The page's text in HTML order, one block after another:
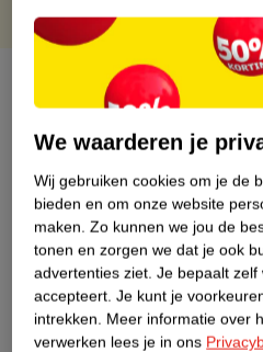
Over dit product
Productinformatie
Etiketinformatie
Nature Impact Score
Dit product
Impact
Meer
We waarderen je
Wij gebruiken cookies om je de
bieden en om onze website
maken. Zo kunnen we jou de
tonen en zorgen we dat je ook
advertenties ziet. Je bepaalt zelf
accepteert. Je kunt je
intrekken. Meer informatie over
verwerken lees je in ons